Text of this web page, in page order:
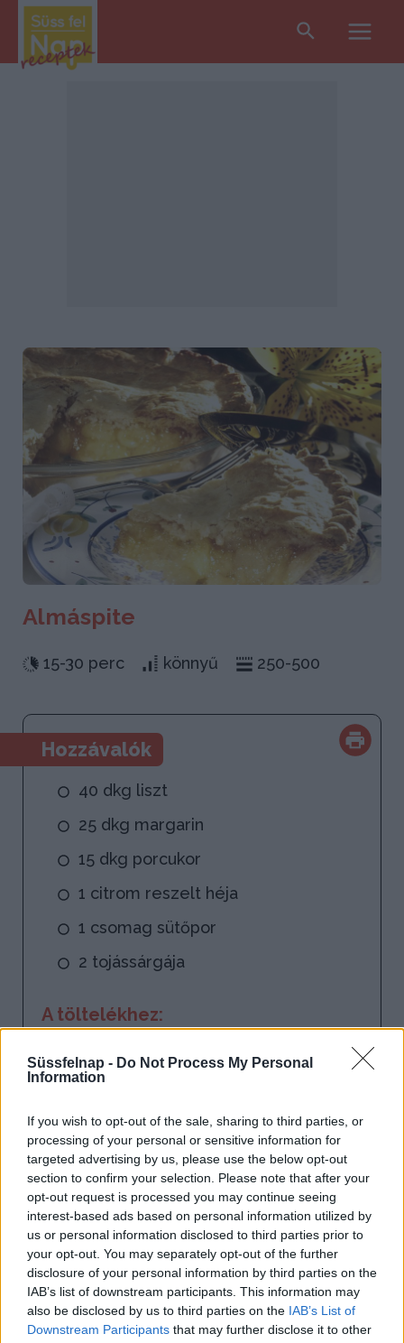
Süssfelnap - Do Not Process My Personal
Information
If you wish to opt-out of the sale, sharing to third parties, or
processing of your personal or sensitive information for
targeted advertising by us, please use the below opt-out
section to confirm your selection. Please note that after your
opt-out request is processed you may continue seeing
interest-based ads based on personal information utilized by
us or personal information disclosed to third parties prior to
your opt-out. You may separately opt-out of the further
disclosure of your personal information by third parties on the
IAB’s list of downstream participants. This information may
also be disclosed by us to third parties on the IAB’s List of
Downstream Participants that may further disclose it to other
Search
Almáspite
15-30 perc könnyű 250-500
Hozzávalók
40 dkg liszt
25 dkg margarin
15 dkg porcukor
1 citrom reszelt héja
1 csomag sütőpor
2 tojássárgája
A töltelékhez:
cukor
2 evőkanál lekvár
10 dkg darált dió